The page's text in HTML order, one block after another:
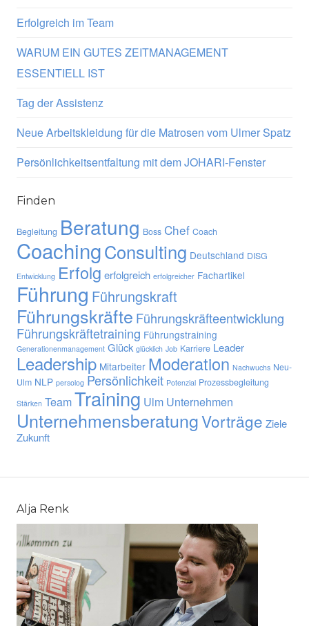
Erfolgreich im Team
WARUM EIN GUTES ZEITMANAGEMENT
ESSENTIELL IST
Tag der Assistenz
Neue Arbeitskleidung für die Matrosen vom Ulmer Spatz
Persönlichkeitsentfaltung mit dem JOHARI-Fenster
Finden
Begleitung Beratung Boss Chef Coach
CoachingConsulting Deutschland DISG
Entwicklung Erfolg erfolgreich erfolgreicher Fachartikel
Führung Führungskraft
Führungskräfte Führungskräfteentwicklung
Führungskräftetraining Führungstraining
Generationenmanagement Glück glücklich Job Karriere Leader
Leadership Mitarbeiter Moderation Nachwuchs Neu-
Ulm NLP persolog Persönlichkeit Potenzial Prozessbegleitung
Stärken TeamTraining Ulm Unternehmen
UnternehmensberatungVorträge Ziele
Zukunft
Alja Renk